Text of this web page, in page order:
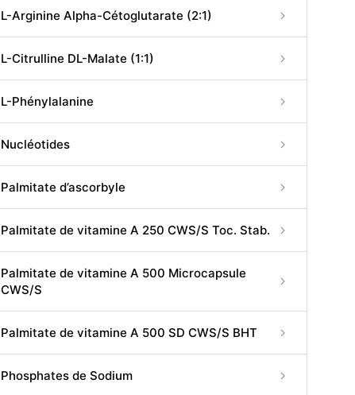
L-Arginine Alpha-Cétoglutarate (2:1)
L-Citrulline DL-Malate (1:1)
L-Phénylalanine
Nucléotides
Palmitate d’ascorbyle
Palmitate de vitamine A 250 CWS/S Toc. Stab.
Palmitate de vitamine A 500 Microcapsule
CWS/S
Palmitate de vitamine A 500 SD CWS/S BHT
Phosphates de Sodium